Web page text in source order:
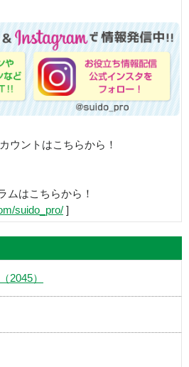
ウントはこちらから！
はこちらから！
suido_pro/ ]
2045）